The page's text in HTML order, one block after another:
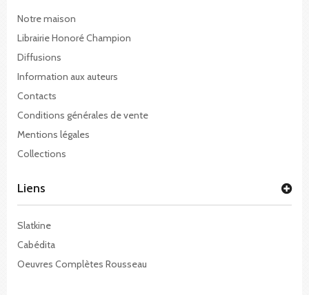
Notre maison
Librairie Honoré Champion
Diffusions
Information aux auteurs
Contacts
Conditions générales de vente
Mentions légales
Collections
Liens
Slatkine
Cabédita
Oeuvres Complètes Rousseau